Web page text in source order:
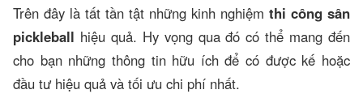
Trên đây là tất tần tật những kinh nghiệm thi công sân
pickleball hiệu quả. Hy vọng qua đó có thể mang đến
cho bạn những thông tin hữu ích để có được kế hoặc
đầu tư hiệu quả và tối ưu chi phí nhất.